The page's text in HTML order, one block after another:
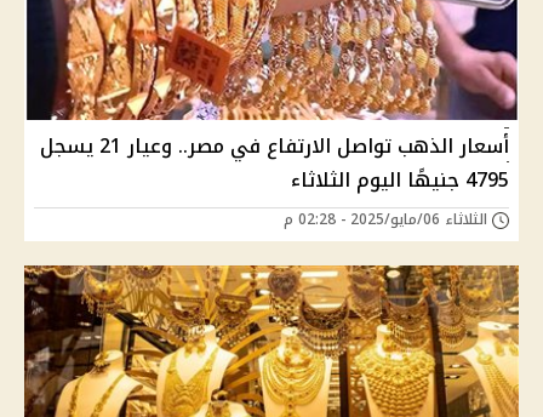
أسعار الذهب تواصل الارتفاع في مصر.. وعيار 21 يسجل
4795 جنيهًا اليوم الثلاثاء
الثلاثاء 06/مايو/2025 - 02:28 م